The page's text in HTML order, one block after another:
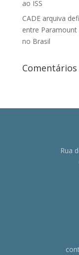
ao ISS
CADE arquiva
entre Paramount
no Brasil
Comentários
Rua